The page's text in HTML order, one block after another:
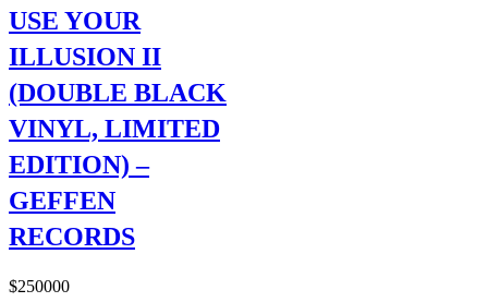
USE YOUR
ILLUSION II
(DOUBLE BLACK
VINYL, LIMITED
EDITION) –
GEFFEN
RECORDS
$250000